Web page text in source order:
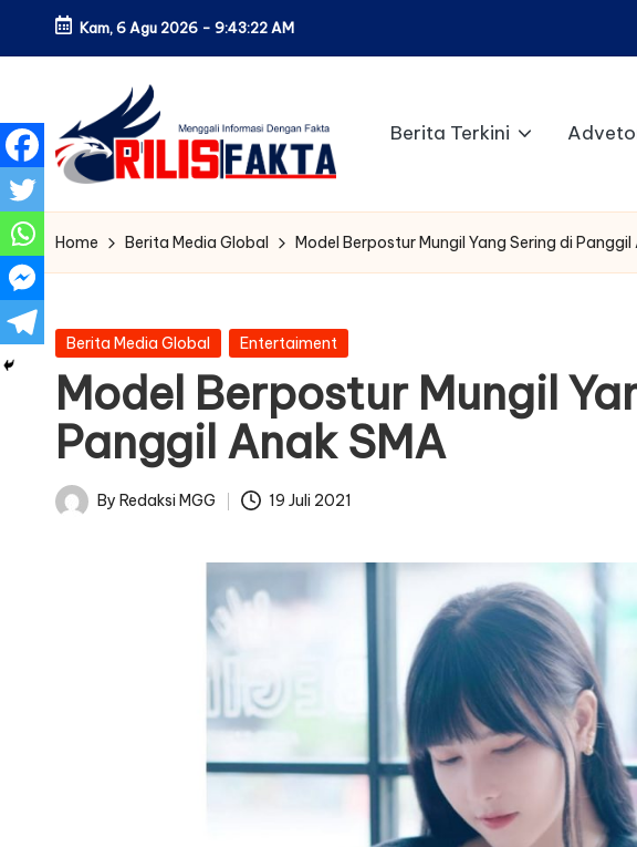
Skip
content
Kam, 6 Agu 2026 - 9:43:23 AM
Berita Terkini
Home Berita Media Global Model Berpostur Mungil Yang Sering di Panggil
Posted
Berita Media Global Entertaiment
Model Berpostur Mungil
Panggil Anak SMA
Posted
By Redaksi MGG 19 Juli 2021